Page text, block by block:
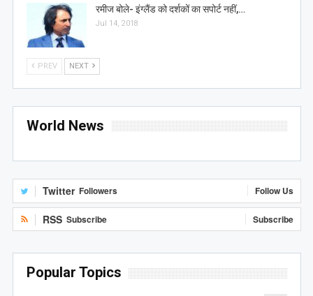
रमीज बोले- इंग्लैंड को दर्शकों का सपोर्ट नहीं,…
Jul 14, 2018
PREV NEXT
World News
Twitter Followers Follow Us
RSS Subscribe Subscribe
Popular Topics